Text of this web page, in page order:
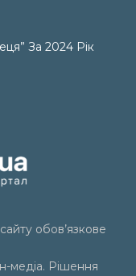
За 2024 Рік
обов’язкове
медіа. Рішення